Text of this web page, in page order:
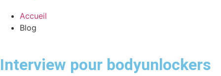
Accueil
Blog
Interview pour bodyunlockers